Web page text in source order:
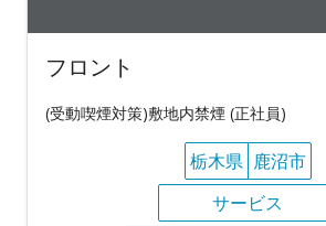
フロント
(受動喫煙対策)敷地内禁煙 (正社員)
栃木県 鹿沼市
サービス